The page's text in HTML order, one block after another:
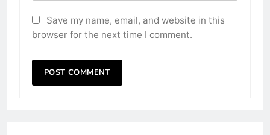
Save my name, email, and website in this
browser for the next time I comment.